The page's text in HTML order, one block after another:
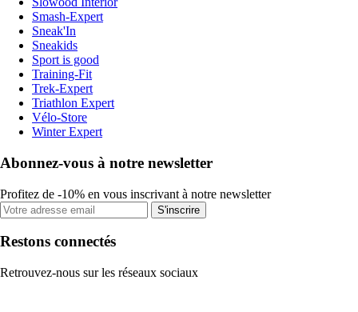
Smash-Expert
Sneak'In
Sneakids
Sport is good
Training-Fit
Trek-Expert
Triathlon Expert
Vélo-Store
Winter Expert
Abonnez-vous à notre newsletter
Profitez de -10% en vous inscrivant à notre newsletter
S'inscrire
Restons connectés
Retrouvez-nous sur les réseaux sociaux